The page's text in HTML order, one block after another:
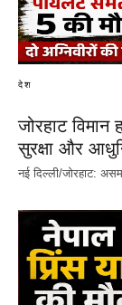
देश
जोरहाट विमान
सुरक्षा और
नई दिल्ली/जोरहाट: